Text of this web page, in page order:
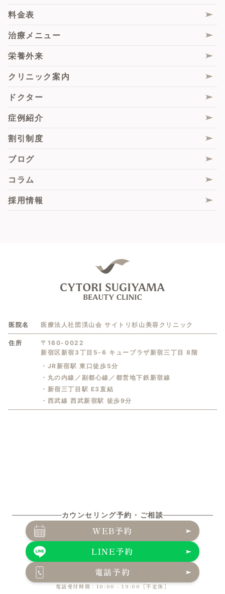
膣フル
膣圧測定
脂肪組織由来再生(幹)細胞（ADRCs）
女性器の匂い・ムレ
料金表
治療メニュー
栄養外来
クリニック案内
ドクター
症例紹介
割引制度
ブログ
コラム
採用情報
医院名 医療法人社団渓山会 サイトリ杉山美容クリニック
住所
〒160-0022
新宿区新宿3丁目5-6 キュープラザ新宿三丁目 8階
・JR新宿駅 東口徒歩5分
・丸の内線／副都心線／都営地下鉄新宿線
・新宿三丁目駅 E3直結
・西武線 西武新宿駅 徒歩9分
カウンセリング予約・ご相談
WEB予約
LINE予約
電話予約
電話受付時間：10:00 - 19:00［不定休］